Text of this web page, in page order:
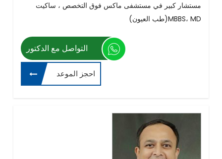
مستشار كبير في مستشفى ماكس فوق التخصص ، ساكيت
(طب العيون)MBBS، MD
التواصل مع الدكتور
احجز الموعد